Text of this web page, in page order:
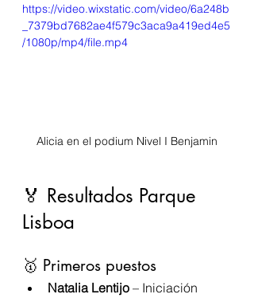
https://video.wixstatic.com/video/6a248b
_7379bd7682ae4f579c3aca9a419ed4e5
/1080p/mp4/file.mp4
Alicia en el podium Nivel I Benjamin
🏅 Resultados Parque
Lisboa
🥇 Primeros puestos
Natalia Lentijo – Iniciación